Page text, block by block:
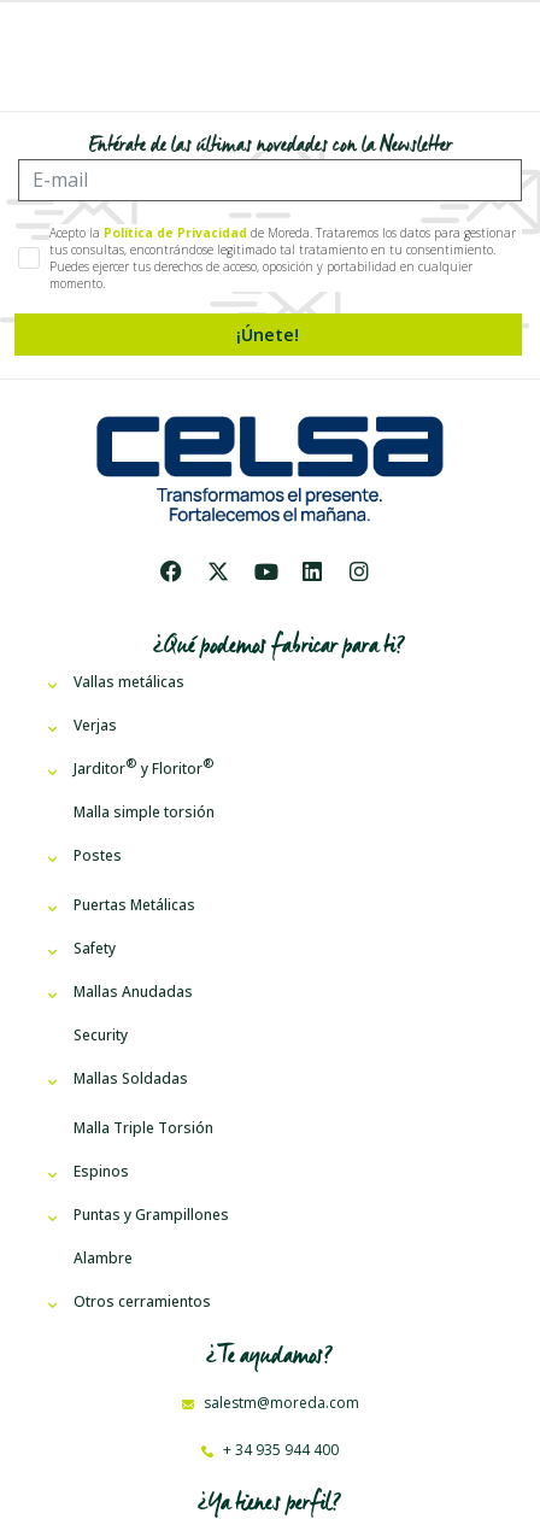
Entérate de las últimas novedades con la Newsletter
Acepto la Política de Privacidad de Moreda. Trataremos los datos para gestionar
tus consultas, encontrándose legitimado tal tratamiento en tu consentimiento.
Puedes ejercer tus derechos de acceso, oposición y portabilidad en cualquier
momento.
¡Únete!
¿Qué podemos fabricar para ti?
Vallas metálicas
Verjas
Jarditor yFloritor
Malla simple torsión
Postes
Puertas Metálicas
Safety
Mallas Anudadas
Security
Mallas Soldadas
Malla Triple Torsión
Espinos
Puntas y Grampillones
Alambre
Otros cerramientos
¿Te ayudamos?
salestm@moreda.com
+ 34 935 944 400
¿Ya tienes perfil?